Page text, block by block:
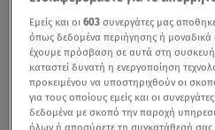
Εμείς και οι603 συνεργάτες μας
όπως δεδομένα περιήγησης ή μοναδικά
έχουμε πρόσβαση σε αυτά στη συσκευή
καταστεί δυνατή η ενεργοποίηση
προκειμένου να υποστηριχθούν οι
για τους οποίους εμείς και οι
δεδομένα με σκοπό την παροχή
όλων ή αποσύρετε τη συγκατάθεσή σας,